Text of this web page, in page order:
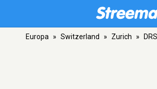
Europa » Switzerland » Zurich »